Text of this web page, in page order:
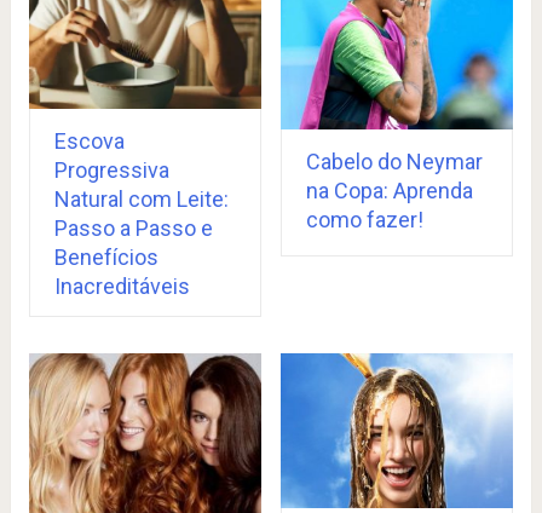
Escova
Progressiva
Natural com Leite:
Passo a Passo e
Benefícios
Inacreditáveis
Cabelo do Neymar
na Copa: Aprenda
como fazer!